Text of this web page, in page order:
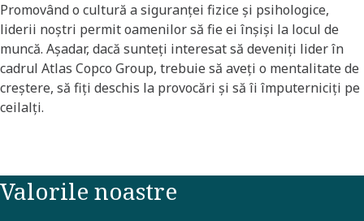
Promovând o cultură a siguranței fizice și psihologice,
liderii noștri permit oamenilor să fie ei înșiși la locul de
muncă. Așadar, dacă sunteți interesat să deveniți lider în
cadrul Atlas Copco Group, trebuie să aveți o mentalitate de
creștere, să fiți deschis la provocări și să îi împuterniciți pe
ceilalți. ​
Valorile noastre